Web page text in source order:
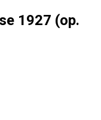
1927 (op.